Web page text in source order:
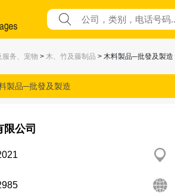
服务、宠物 > 木、竹及藤制品 > 木料製品─批發及製造
製品─批發及製造
公司